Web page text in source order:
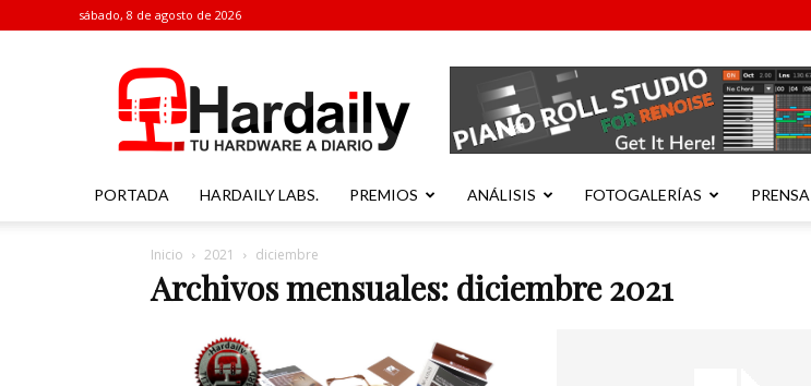
sábado, 8 de agosto de 2026
PORTADA HARDAILY LABS. PREMIOS ANÁLISIS FOTOGALERÍAS PRENSA
Inicio 2021 diciembre
Archivos mensuales: diciembre 2021